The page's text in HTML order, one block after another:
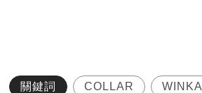
關鍵詞 COLLAR WINKA